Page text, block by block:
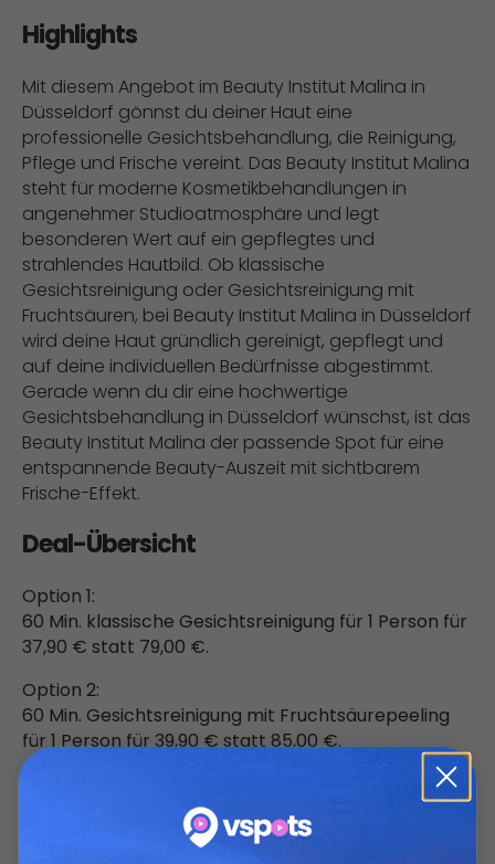
Highlights
Mit diesem Angebot im Beauty Institut Malina in
Düsseldorf gönnst du deiner Haut eine
professionelle Gesichtsbehandlung, die Reinigung,
Pflege und Frische vereint. Das Beauty Institut Malina
steht für moderne Kosmetikbehandlungen in
angenehmer Studioatmosphäre und legt
besonderen Wert auf ein gepflegtes und
strahlendes Hautbild. Ob klassische
Gesichtsreinigung oder Gesichtsreinigung mit
Fruchtsäuren, bei Beauty Institut Malina in Düsseldorf
wird deine Haut gründlich gereinigt, gepflegt und
auf deine individuellen Bedürfnisse abgestimmt.
Gerade wenn du dir eine hochwertige
Gesichtsbehandlung in Düsseldorf wünschst, ist das
Beauty Institut Malina der passende Spot für eine
entspannende Beauty-Auszeit mit sichtbarem
Frische-Effekt.
Deal-Übersicht
Option 1:
60 Min. klassische Gesichtsreinigung für 1 Person für
37,90 € statt 79,00 €.
Option 2:
60 Min. Gesichtsreinigung mit Fruchtsäurepeeling
für 1 Person für 39,90 € statt 85,00 €.
Details:
Klassische Gesichtsreinigung: Hautanalyse,
Reinigung und sanftes Peeling, Bedampfung der